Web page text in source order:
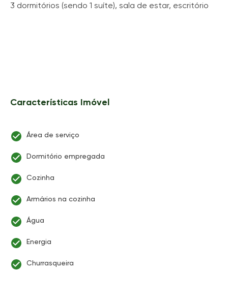
3 dormitórios (sendo 1 suíte), sala de estar, escritório
Características Imóvel
Área de serviço
Dormitório empregada
Cozinha
Armários na cozinha
Água
Energia
Churrasqueira